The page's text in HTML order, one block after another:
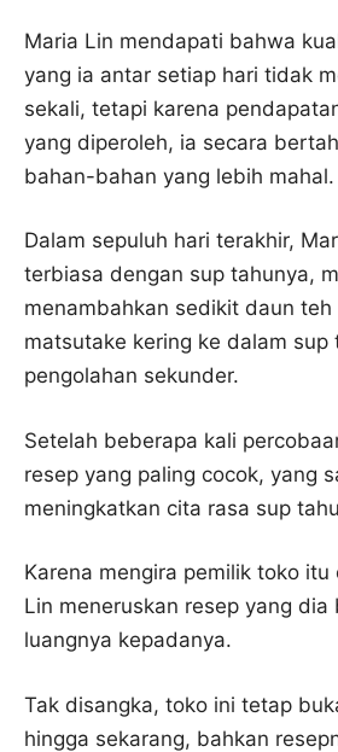
Maria Lin mendapati bahwa
yang ia antar setiap hari tidak
sekali, tetapi karena
yang diperoleh, ia secara
bahan-bahan yang lebih mahal.
Dalam sepuluh hari terakhir,
terbiasa dengan sup tahunya,
menambahkan sedikit daun teh
matsutake kering ke dalam sup
pengolahan sekunder.
Setelah beberapa kali
resep yang paling cocok, yang
meningkatkan cita rasa sup
Karena mengira pemilik toko itu
Lin meneruskan resep yang
luangnya kepadanya.
Tak disangka, toko ini tetap
hingga sekarang, bahkan